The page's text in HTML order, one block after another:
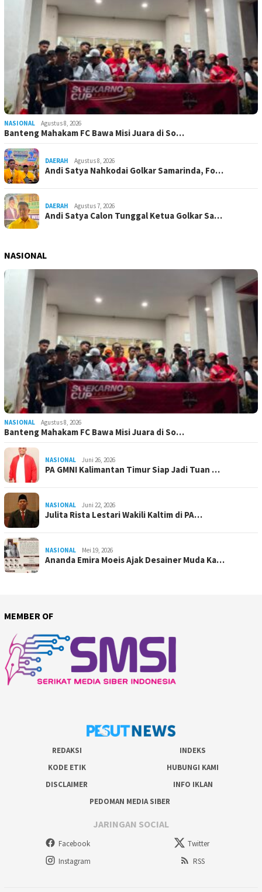
NASIONAL Agustus 8, 2026
Banteng Mahakam FC Bawa Misi Juara di So…
DAERAH Agustus 8, 2026
Andi Satya Nahkodai Golkar Samarinda, Fo…
DAERAH Agustus 7, 2026
Andi Satya Calon Tunggal Ketua Golkar Sa…
NASIONAL
NASIONAL Agustus 8, 2026
Banteng Mahakam FC Bawa Misi Juara di So…
NASIONAL Juni 26, 2026
PA GMNI Kalimantan Timur Siap Jadi Tuan …
NASIONAL Juni 22, 2026
Julita Rista Lestari Wakili Kaltim di PA…
NASIONAL Mei 19, 2026
Ananda Emira Moeis Ajak Desainer Muda Ka…
MEMBER OF
REDAKSI
INDEKS
KODE ETIK
HUBUNGI KAMI
DISCLAIMER
INFO IKLAN
PEDOMAN MEDIA SIBER
JARINGAN SOCIAL
Facebook
Twitter
Instagram
RSS